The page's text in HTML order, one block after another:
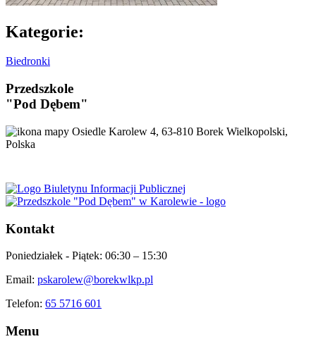
Kategorie:
Biedronki
Przedszkole
"Pod Dębem"
Osiedle Karolew 4, 63-810 Borek Wielkopolski,
Polska
Kontakt
Poniedziałek - Piątek: 06:30 – 15:30
Email: pskarolew@borekwlkp.pl
Telefon: 65 5716 601
Menu